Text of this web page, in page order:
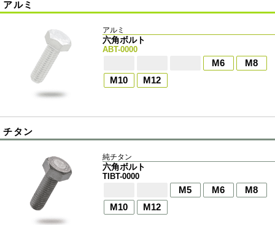
アルミ
アルミ
六角ボルト
ABT-0000
M6
M8
M10
M12
チタン
純チタン
六角ボルト
TIBT-0000
M5 M6
M8
M10
M12